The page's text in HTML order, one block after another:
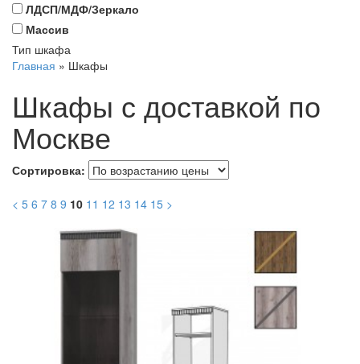
ЛДСП/МДФ/Зеркало
Массив
Тип шкафа
Главная » Шкафы
Шкафы с доставкой по
Москве
Сортировка:
< 5 6 7 8 9 10 11 12 13 14 15 >